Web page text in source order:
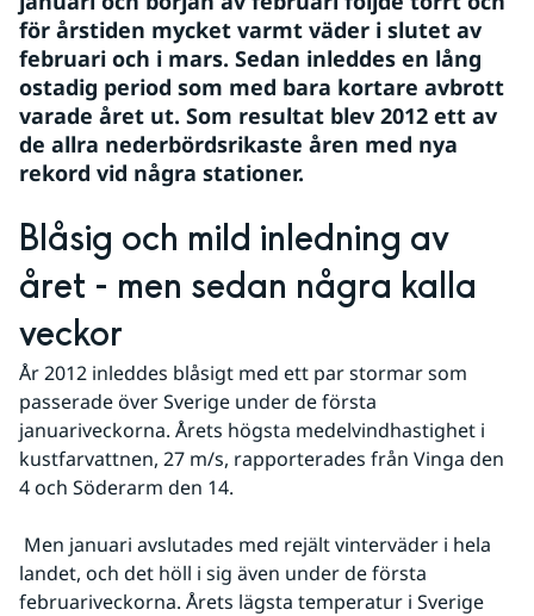
för årstiden mycket varmt väder i slutet av
februari och i mars. Sedan inleddes en lång
ostadig period som med bara kortare avbrott
varade året ut. Som resultat blev 2012 ett av
de allra nederbördsrikaste åren med nya
rekord vid några stationer.
Blåsig och mild inledning av
året - men sedan några kalla
veckor
År 2012 inleddes blåsigt med ett par stormar som
passerade över Sverige under de första
januariveckorna. Årets högsta medelvindhastighet i
kustfarvattnen, 27 m/s, rapporterades från Vinga den
4 och Söderarm den 14.
landet, och det höll i sig även under de första
februariveckorna. Årets lägsta temperatur i Sverige